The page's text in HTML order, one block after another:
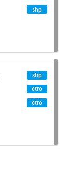
shp
shp
otro
otro